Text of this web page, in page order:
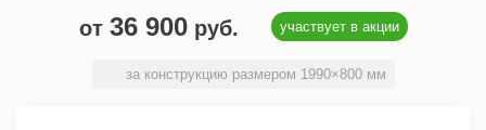
от 36 900руб. участвует в акции
за конструкцию размером 1990×800 мм